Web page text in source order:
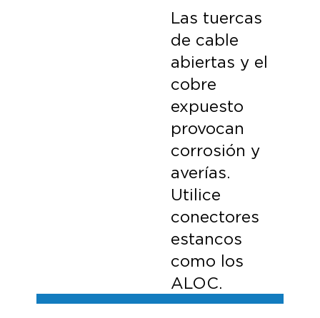
Las tuercas
de cable
abiertas y el
cobre
expuesto
provocan
corrosión y
averías.
Utilice
conectores
estancos
como los
ALOC.